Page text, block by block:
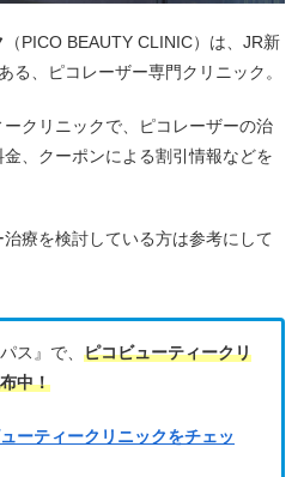
（PICO BEAUTY CLINIC）は、JR新
る、ピコレーザー専門クリニック。
クリニックで、ピコレーザーの治
、クーポンによる割引情報などを
療を検討している方は参考にして
ス』で、 ピコビューティークリ
中！
ーティークリニックをチェッ